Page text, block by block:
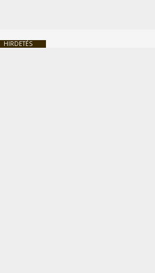
HIRDETÉS